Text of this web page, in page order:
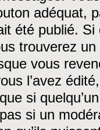
adéquat,
été publié. Si
trouverez
vous
l’avez
si
si un